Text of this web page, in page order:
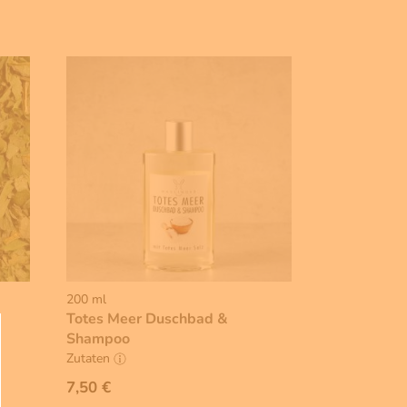
200 ml
Totes Meer Duschbad &
Shampoo
Zutaten
7,50 €